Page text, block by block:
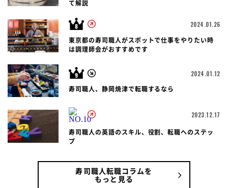
て解説
2024.01.26
東京都の寿司職人がスポットで仕事をやりたい時
は調理師会がおすすめです
2024.01.12
寿司職人、静岡焼津で転職するなら
2023.12.17
寿司職人の英語のスキル、役割、転職へのステッ
プ
寿司職人転職コラムを
もっと見る